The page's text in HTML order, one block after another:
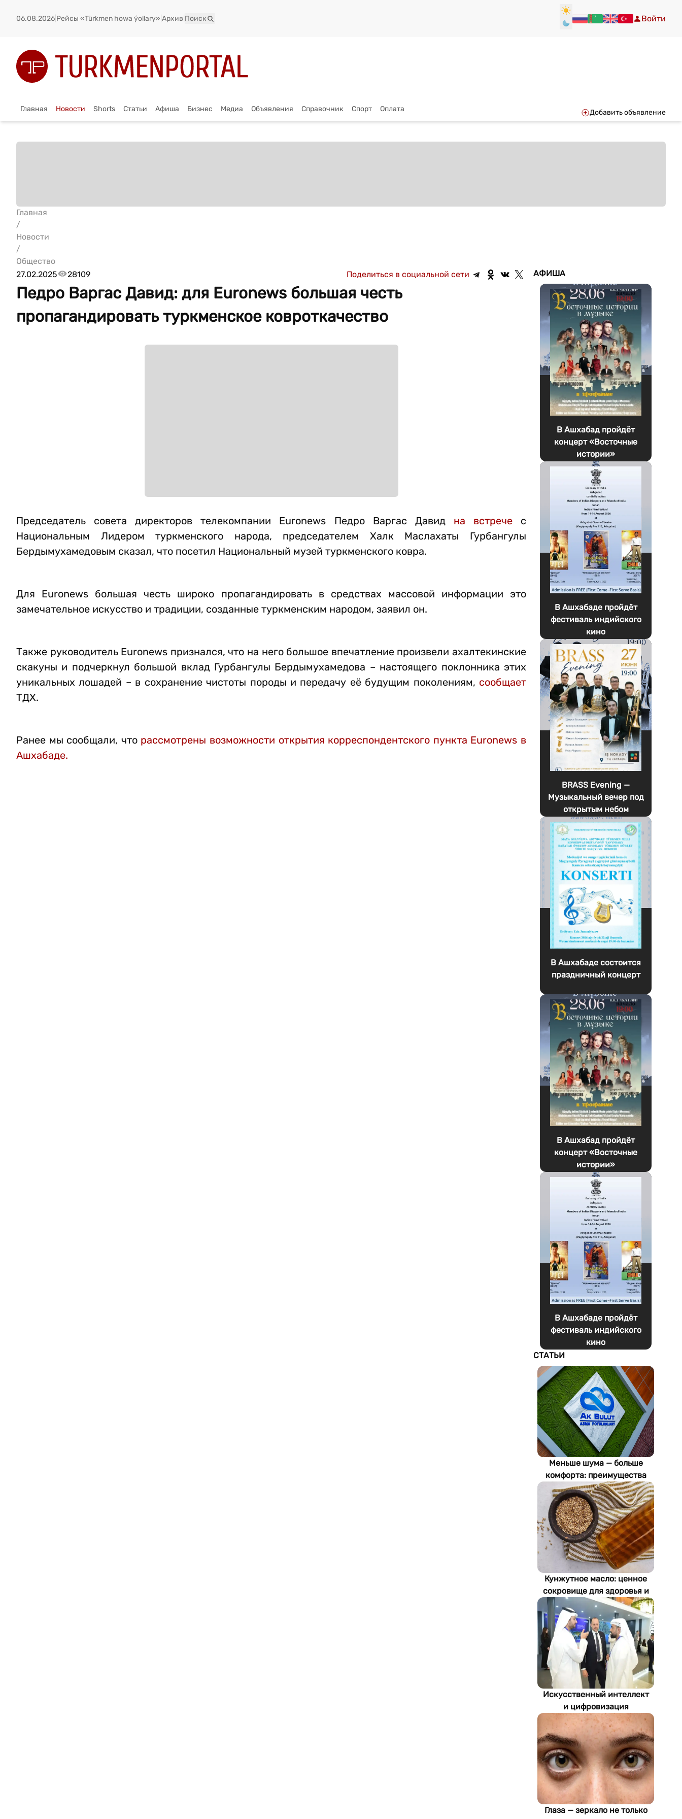
06.08.2026 Рейсы «Türkmen howa ýollary» Архив Поиск Войти
Главная Новости Shorts Статьи Афиша Бизнес Медиа Объявления Справочник Спорт Оплата Добавить объявление
Главная
/
Новости
/
Общество
27.02.2025
28109 Поделиться в социальной сети
Педро Варгас Давид: для Euronews большая честь
пропагандировать туркменское ковроткачество
Председатель совета директоров телекомпании Euronews Педро Варгас Давид на встречес
Национальным Лидером туркменского народа, председателем Халк Маслахаты Гурбангулы
Бердымухамедовым сказал, что посетил Национальный музей туркменского ковра.
Для Euronews большая честь широко пропагандировать в средствах массовой информации это
замечательное искусство и традиции, созданные туркменским народом, заявил он.
Также руководитель Euronews признался, что на него большое впечатление произвели ахалтекинские
скакуны и подчеркнул большой вклад Гурбангулы Бердымухамедова – настоящего поклонника этих
уникальных лошадей – в сохранение чистоты породы и передачу её будущим поколениям, сообщает
ТДХ.
Ранее мы сообщали, что рассмотрены возможности открытия корреспондентского пункта Euronews в
Ашхабаде.
АФИША
В Ашхабад пройдёт
концерт «Восточные
истории»
В Ашхабаде пройдёт
фестиваль индийского
кино
BRASS Evening —
Музыкальный вечер под
открытым небом
В Ашхабаде состоится
праздничный концерт
В Ашхабад пройдёт
концерт «Восточные
истории»
В Ашхабаде пройдёт
фестиваль индийского
кино
СТАТЬИ
Меньше шума — больше
комфорта: преимущества
акустических потолков Ak
Bulut
Кунжутное масло: ценное
сокровище для здоровья и
экономики Туркменистана
Искусственный интеллект
и цифровизация
определяют будущее
энергетики
Туркменистана
Глаза — зеркало не только